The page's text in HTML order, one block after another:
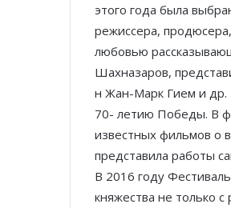
этого года была
режиссера,
любовью
Шахназаров,
н Жан-Марк Гием и др.
70- летию Победы. В
известных фильмов о
представила работы
В 2016 году
княжества не только